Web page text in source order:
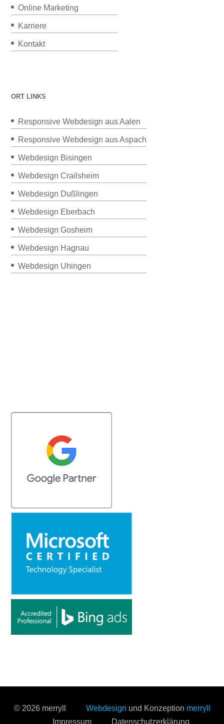
Online Marketing
Karriere
Kontakt
ORT LINKS
Responsive Webdesign aus Aalen
Responsive Webdesign aus Aspach
Webdesign Bisingen
Webdesign Crailsheim
Webdesign Dußlingen
Webdesign Eberbach
Webdesign Gosheim
Webdesign Hagnau
Webdesign Uhingen
© 2026 merryll Webdesign und Konzeption merryll
Impressum
Datenschutzerklärung